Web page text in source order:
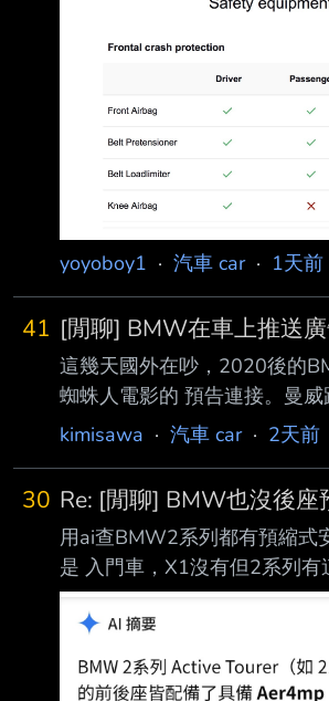
yoyoboy1 · 汽車 car· 1天前
41 [閒聊] BMW在車上推送廣
這幾天國外在吵，2020後的
蜘蛛人電影的 預告連接。曼
BMW推送廣告。
BMW 認真的嗎？把自己的車
You Paid $60K For a BMW.
https://www.youtube.com/
r_VjmVyeRo So… BMW Puts
kimisawa · 汽車 car· 2天前
30 Re: [閒聊] BMW也沒後座
用ai查BMW2系列都有預縮式
是 入門車，X1沒有但2系列有
http://i.imgur.com/
218AT,特別去看了後座有顯
有吧？至於也是入門的1系列
享了。 ----- Sent from JPTT